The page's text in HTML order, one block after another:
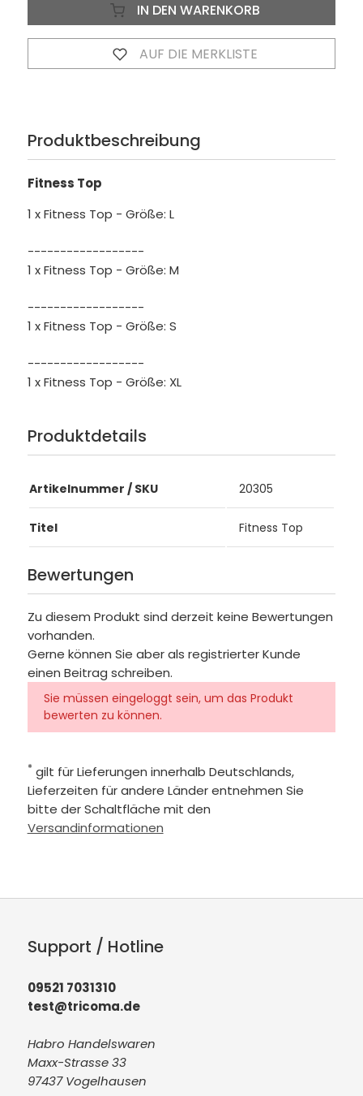
IN DEN WARENKORB
AUF DIE MERKLISTE
Produktbeschreibung
Fitness Top
1 x Fitness Top - Größe: L
------------------
1 x Fitness Top - Größe: M
------------------
1 x Fitness Top - Größe: S
------------------
1 x Fitness Top - Größe: XL
Produktdetails
Artikelnummer / SKU 20305
Titel Fitness Top
Bewertungen
Zu diesem Produkt sind derzeit keine Bewertungen
vorhanden.
Gerne können Sie aber als registrierter Kunde
einen Beitrag schreiben.
Sie müssen eingeloggt sein, um das Produkt
bewerten zu können.
* gilt für Lieferungen innerhalb Deutschlands,
Lieferzeiten für andere Länder entnehmen Sie
bitte der Schaltfläche mit den
Versandinformationen
Support / Hotline
09521 7031310
test@tricoma.de
Habro Handelswaren
Maxx-Strasse 33
97437 Vogelhausen